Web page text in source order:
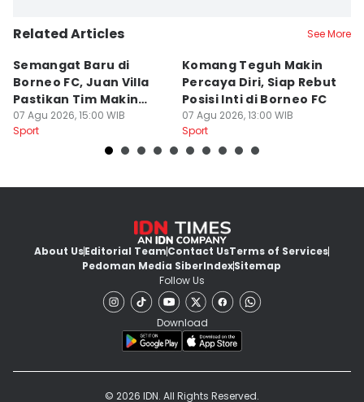
Related Articles See More
Semangat Baru di
Borneo FC, Juan Villa
Pastikan Tim Makin
Kompak
07 Agu 2026, 15:00 WIB
Sport
Komang Teguh Makin
Percaya Diri, Siap Rebut
Posisi Inti di Borneo FC
07 Agu 2026, 13:00 WIB
Sport
About UsEditorial TeamContact UsTerms of Services
Pedoman Media SiberIndexSitemap
Follow Us
Download
© 2026 IDN. All Rights Reserved.